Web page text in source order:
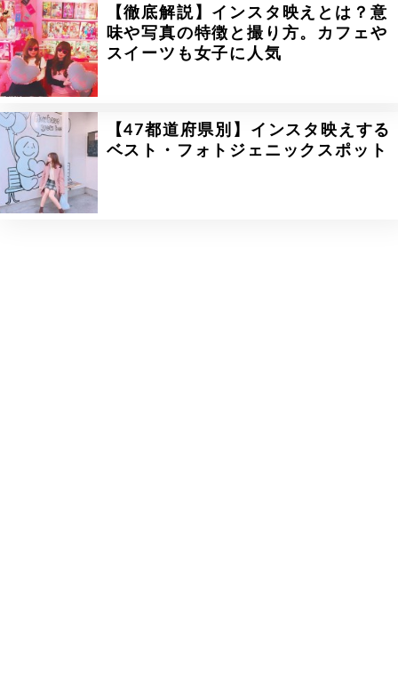
【徹底解説】インスタ映えとは？意
味や写真の特徴と撮り方。カフェや
スイーツも女子に人気
【47都道府県別】インスタ映えする
ベスト・フォトジェニックスポット